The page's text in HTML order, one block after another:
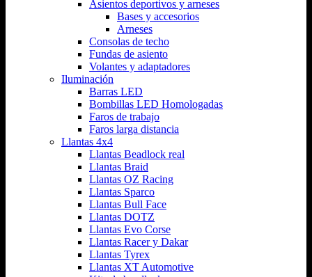
Asientos deportivos y arneses
Bases y accesorios
Arneses
Consolas de techo
Fundas de asiento
Volantes y adaptadores
Iluminación
Barras LED
Bombillas LED Homologadas
Faros de trabajo
Faros larga distancia
Llantas 4x4
Llantas Beadlock real
Llantas Braid
Llantas OZ Racing
Llantas Sparco
Llantas Bull Face
Llantas DOTZ
Llantas Evo Corse
Llantas Racer y Dakar
Llantas Tyrex
Llantas XT Automotive